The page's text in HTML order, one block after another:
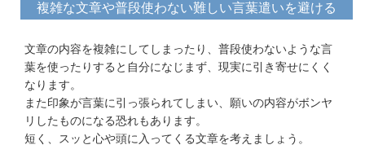
複雑な文章や普段使わない難しい言葉遣いを避ける
文章の内容を複雑にしてしまったり、普段使わないような言
葉を使ったりすると自分になじまず、現実に引き寄せにくく
なります。
また印象が言葉に引っ張られてしまい、願いの内容がボンヤ
リしたものになる恐れもあります。
短く、スッと心や頭に入ってくる文章を考えましょう。